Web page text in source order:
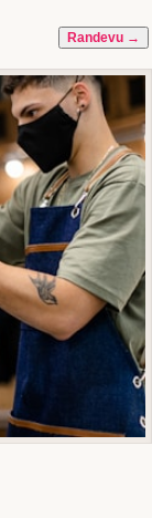
Randevu →